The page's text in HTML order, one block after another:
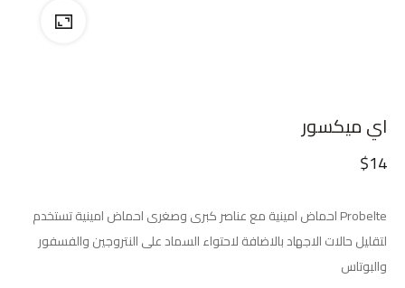
اي ميكسور
$14
Probelte احماض امينية مع عناصر كبرى وصغرى احماض امينية تستخدم
لتقليل حالات الاجهاد بالاضافة لاحتواء السماد على النتروجين والفسفور
والبوتاس